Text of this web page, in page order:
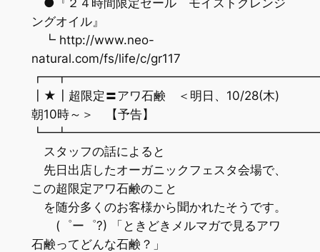
ングオイル』
┗ http://www.neo-
natural.com/fs/life/c/gr117
┃★┃超限定〓アワ石鹸 ＜明日、10/28(木)
朝10時～＞ 【予告】
スタッフの話によると
先日出店したオーガニックフェスタ会場で、
この超限定アワ石鹸のこと
を随分多くのお客様から聞かれたそうです。
(゜ー゜?) 「ときどきメルマガで見るアワ
石鹸ってどんな石鹸？」